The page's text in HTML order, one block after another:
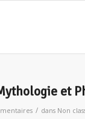
et
/ dans Non